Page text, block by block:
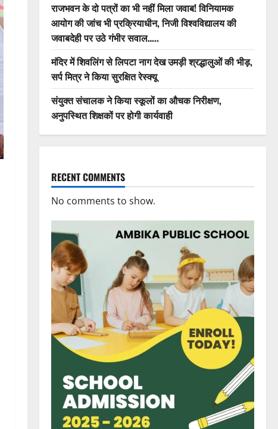
राजभवन के दो पत्रों का भी नहीं मिला जवाब! विनियामक
आयोग की जांच भी प्रक्रियाधीन, निजी विश्वविद्यालय की
जवाबदेही पर उठे गंभीर सवाल…..
मंदिर में शिवलिंग से लिपटा नाग देख उमड़ी श्रद्धालुओं की भीड़,
सर्प मित्र ने किया सुरक्षित रेस्क्यू
संयुक्त संचालक ने किया स्कूलों का औचक निरीक्षण,
अनुपस्थित शिक्षकों पर होगी कार्यवाही
RECENT COMMENTS
No comments to show.